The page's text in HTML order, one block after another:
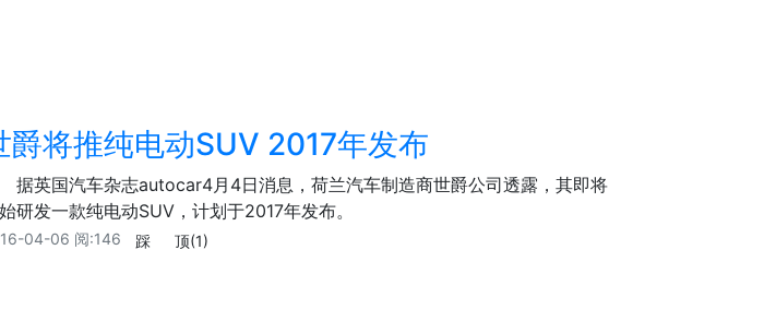
爵将推纯电动SUV 2017年发布
据英国汽车杂志autocar4月4日消息，荷兰汽车制造商世爵公司透露，其即将
研发一款纯电动SUV，计划于2017年发布。
04-06 阅:146 踩 顶(1)